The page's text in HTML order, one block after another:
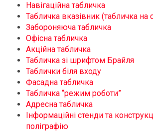
Навігаційна табличка
Табличка вказівник (табличка на
Забороняюча табличка
Офісна табличка
Акційна табличка
Табличка зі шрифтом Брайля
Таблички біля входу
Фасадна табличка
Табличка “режим роботи”
Адресна табличка
Інформаційні стенди та
поліграфію